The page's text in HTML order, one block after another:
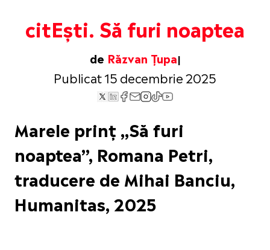
citEști. Să furi noaptea
de Răzvan Țupa
Publicat 15 decembrie 2025
Marele prinț „Să furi
noaptea”, Romana Petri,
traducere de Mihai Banciu,
Humanitas, 2025